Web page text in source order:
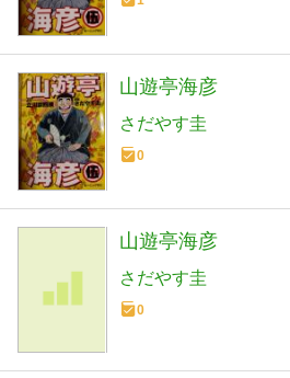
山遊亭海彦
さだやす圭
0
山遊亭海彦
さだやす圭
0